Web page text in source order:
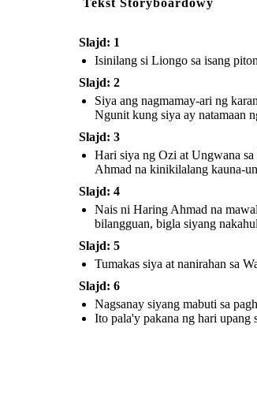
Hari siya ng Ozi at Ungwana sa Tana Delta at
Shangha sa Faza o Isla ng Pate. Nagtagumpay
siya sa pananakop ng trono ng Pate na
unang napunta sa kanyang pinsang si Haring
Islam.
paghawak ng busog at palaso
na kinalaunan ay nanalo siya
sa paligsahan ng pagpana.
upang siya ay madakip at muli
na naman siyang nakatakas.
Tekst Storyboardowy
Slajd: 1
Isinilang si Liongo sa isang
Slajd: 2
Siya ang nagmamay-ari ng
Ngunit kung siya ay natamaan
Slajd: 3
Hari siya ng Ozi at Ungwana sa
Ahmad na kinikilalang kauna-
Slajd: 4
Nais ni Haring Ahmad na
bilangguan, bigla siyang
Slajd: 5
Tumakas siya at nanirahan sa
Slajd: 6
Nagsanay siyang mabuti sa
Ito pala'y pakana ng hari upang